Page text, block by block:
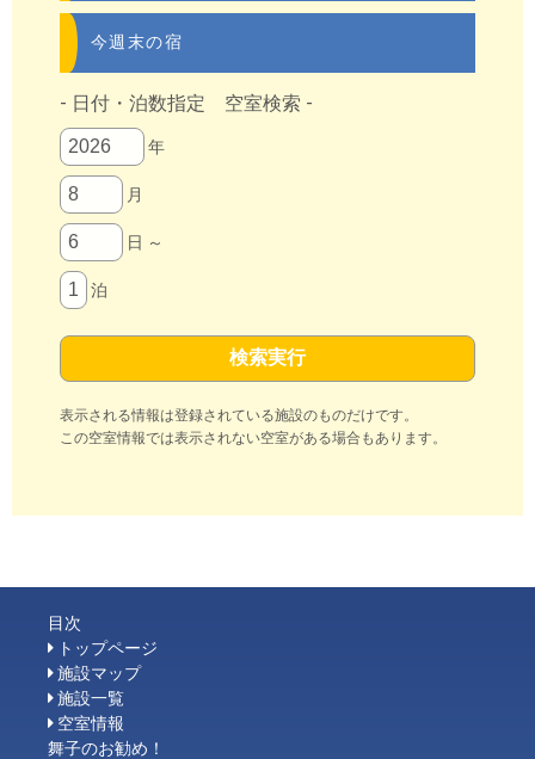
今週末の宿
- 日付・泊数指定 空室検索 -
年
月
日 ～
泊
表示される情報は登録されている施設のものだけです。
この空室情報では表示されない空室がある場合もあります。
目次
トップページ
施設マップ
施設一覧
空室情報
舞子のお勧め！